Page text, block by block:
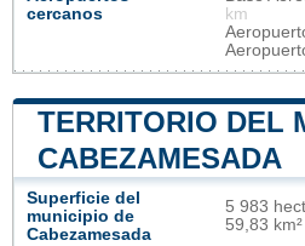
cercanos
km
TERRITORIO DEL
CABEZAMESADA
Superficie del
municipio de
Cabezamesada
5 983
59,83 km²